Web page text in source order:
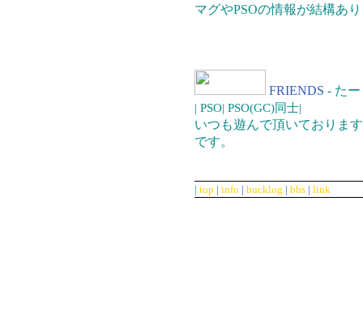
マグやPSOの情報が結構あ
FRIENDS - た
| PSO| PSO(GC)同士|
いつも遊んで頂いておりま
です。
| top | info | bucklog | bbs | link